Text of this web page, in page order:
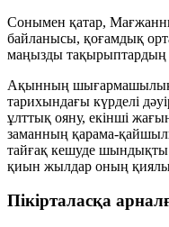
Сонымен қатар,
байланысы, қоғамдық
маңызды тақырыптардың
Ақынның шығармашылық
тарихындағы күрделі
ұлттық ояну, екінші
заманның қарама-
тайғақ кешуде шындықты
қиын жылдар оның
Пікірталасқа